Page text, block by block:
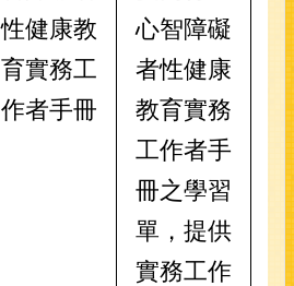
性健康教
育實務工
作者手冊
心智障礙
者性健康
教育實務
工作者手
冊之學習
單，提供
實務工作